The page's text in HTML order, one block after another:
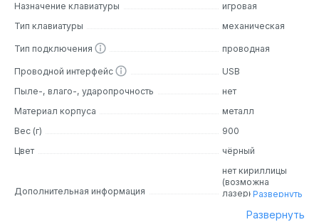
Назначение клавиатуры
игровая
Тип клавиатуры
механическая
Тип подключения проводная
Проводной интерфейс
USB
Пыле-, влаго-, ударопрочность
нет
Материал корпуса
металл
Вес (г)
900
Цвет
чёрный
Дополнительная информация
нет кириллицы
(возможна
лазернаяРазвернуть
Развернуть